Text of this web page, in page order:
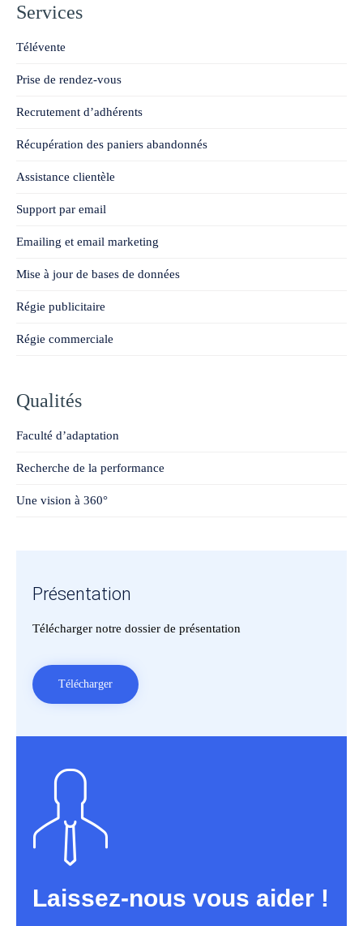
Services
Télévente
Prise de rendez-vous
Recrutement d’adhérents
Récupération des paniers abandonnés
Assistance clientèle
Support par email
Emailing et email marketing
Mise à jour de bases de données
Régie publicitaire
Régie commerciale
Qualités
Faculté d’adaptation
Recherche de la performance
Une vision à 360°
Présentation
Télécharger notre dossier de présentation
Télécharger
Laissez-nous vous aider !